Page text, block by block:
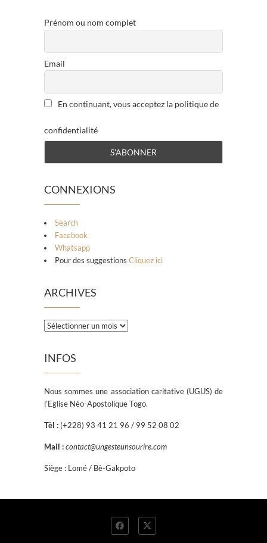
Prénom ou nom complet
Email
En continuant, vous acceptez la politique de
confidentialité
CONNEXIONS
Search
Facebook
Whatsapp
Pour des suggestions Cliquez ici
ARCHIVES
INFOS
Nous sommes une association caritative (UGUS) de
l’Eglise Néo-Apostolique Togo.
Tèl : (+228) 93 41 21 96 / 99 52 08 02
Mail :contact@ungesteunsourire.com
Siège : Lomé / Bè-Gakpoto